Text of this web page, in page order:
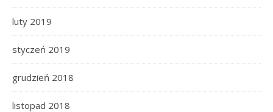
luty 2019
styczeń 2019
grudzień 2018
listopad 2018